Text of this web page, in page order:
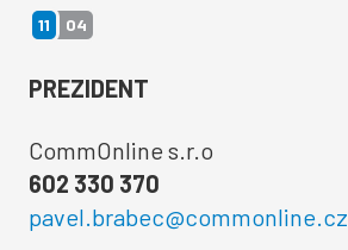
11 04
PREZIDENT
CommOnline s.r.o
602 330 370
pavel.brabec@commonline.cz